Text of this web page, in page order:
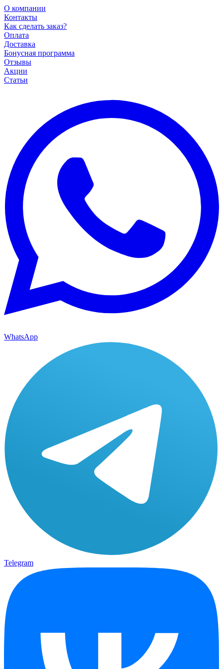
О компании
Контакты
Как сделать заказ?
Оплата
Доставка
Бонусная программа
Отзывы
Акции
Статьи
WhatsApp
Telegram